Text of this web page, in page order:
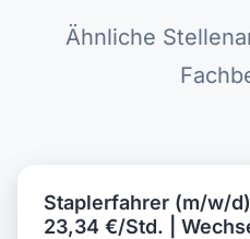
Ähnliche
Staplerfahrer (m/w/d)
23,34 €/Std. |